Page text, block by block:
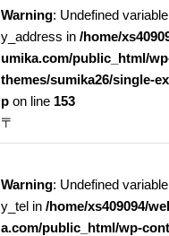
Warning: Undefined
y_address in /home/
umika.com/public_html/
themes/sumika26/single-
pon line 153
〒
Warning: Undefined
y_tel in /home/xs409094/
a.com/public_html/wp-